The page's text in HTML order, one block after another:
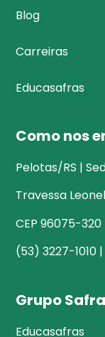
Blog
Carreiras
Educasafras
Como nos
Pelotas/RS |
Travessa
CEP 96075-
(53) 3227-1010
Grupo
Educasafras